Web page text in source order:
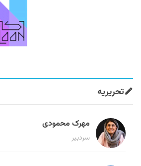
تحریریه
مهرک محمودی
سردبیر